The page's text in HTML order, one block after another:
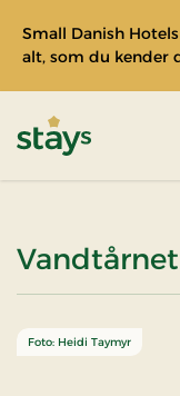
Small Danish
alt, som du kender
Vandtårnet
Foto: Heidi Taymyr